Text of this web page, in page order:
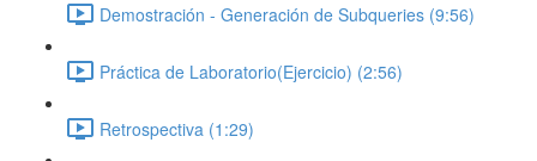
Demostración - Generación de Subqueries (9:56)
Práctica de Laboratorio(Ejercicio) (2:56)
Retrospectiva (1:29)